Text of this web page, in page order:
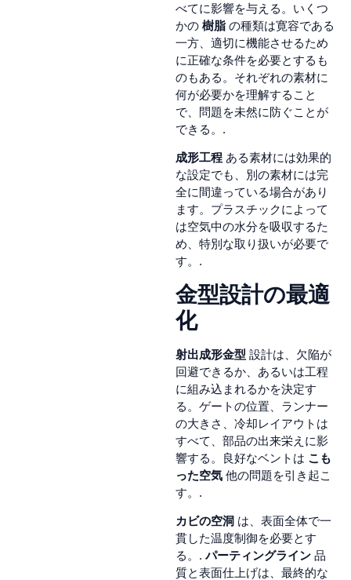
べてに影響を与える。いくつ
かの 樹脂 の種類は寛容である
一方、適切に機能させるため
に正確な条件を必要とするも
のもある。それぞれの素材に
何が必要かを理解すること
で、問題を未然に防ぐことが
できる。.
成形工程 ある素材には効果的
な設定でも、別の素材には完
全に間違っている場合があり
ます。プラスチックによって
は空気中の水分を吸収するた
め、特別な取り扱いが必要で
す。.
金型設計の最適
化
射出成形金型 設計は、欠陥が
回避できるか、あるいは工程
に組み込まれるかを決定す
る。ゲートの位置、ランナー
の大きさ、冷却レイアウトは
すべて、部品の出来栄えに影
響する。良好なベントは こも
った空気 他の問題を引き起こ
す。.
カビの空洞 は、表面全体で一
貫した温度制御を必要とす
る。.パーティングライン 品
質と表面仕上げは、最終的な